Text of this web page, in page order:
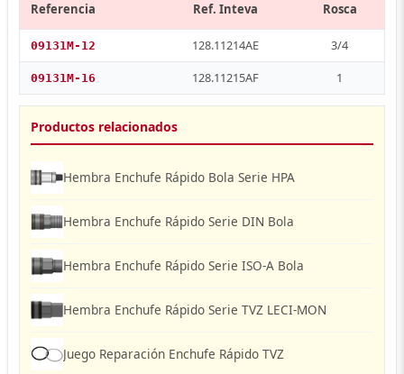
Referencia Ref. Inteva Rosca
09131M-12 128.11214AE 3/4
09131M-16 128.11215AF 1
Productos relacionados
Hembra Enchufe Rápido Bola Serie HPA
Hembra Enchufe Rápido Serie DIN Bola
Hembra Enchufe Rápido Serie ISO-A Bola
Hembra Enchufe Rápido Serie TVZ LECI-MON
Juego Reparación Enchufe Rápido TVZ